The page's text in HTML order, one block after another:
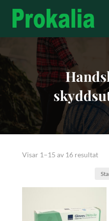
Visar 1–15 av 16 resultat